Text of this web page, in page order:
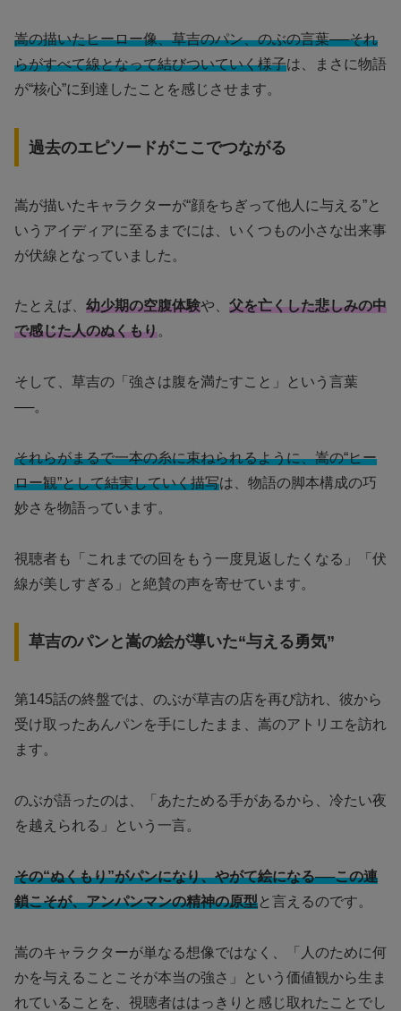
嵩の描いたヒーロー像、草吉のパン、のぶの言葉──それ
らがすべて線となって結びついていく様子は、まさに物語
が“核心”に到達したことを感じさせます。
過去のエピソードがここでつながる
嵩が描いたキャラクターが“顔をちぎって他人に与える”と
いうアイディアに至るまでには、いくつもの小さな出来事
が伏線となっていました。
たとえば、 幼少期の空腹体験や、 父を亡くした悲しみの中
で感じた人のぬくもり。
そして、草吉の「強さは腹を満たすこと」という言葉
──。
それらがまるで一本の糸に束ねられるように、嵩の“ヒー
ロー観”として結実していく描写は、物語の脚本構成の巧
妙さを物語っています。
視聴者も「これまでの回をもう一度見返したくなる」「伏
線が美しすぎる」と絶賛の声を寄せています。
草吉のパンと嵩の絵が導いた“与える勇気”
第145話の終盤では、のぶが草吉の店を再び訪れ、彼から
受け取ったあんパンを手にしたまま、嵩のアトリエを訪れ
ます。
のぶが語ったのは、「あたためる手があるから、冷たい夜
を越えられる」という一言。
その“ぬくもり”がパンになり、やがて絵になる──この連
鎖こそが、アンパンマンの精神の原型と言えるのです。
嵩のキャラクターが単なる想像ではなく、「人のために何
かを与えることこそが本当の強さ」という価値観から生ま
れていることを、視聴者ははっきりと感じ取れたことでし